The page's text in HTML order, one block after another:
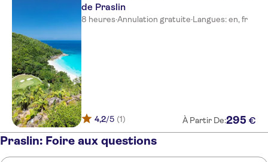
de Praslin
8 heures·Annulation gratuite·Langues: en, fr
4,2/5 (1) À Partir De:295 €
Praslin: Foire aux questions